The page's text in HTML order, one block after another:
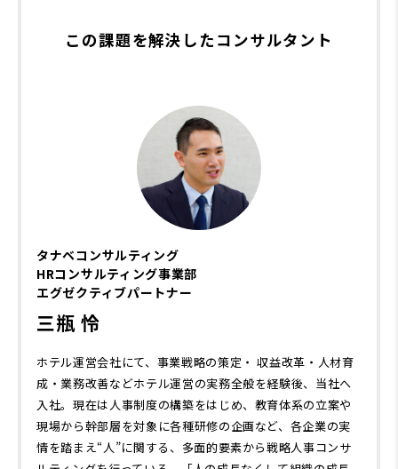
この課題を解決したコンサルタント
タナベコンサルティング
HRコンサルティング事業部
エグゼクティブパートナー
三瓶 怜
ホテル運営会社にて、事業戦略の策定・ 収益改革・人材育
成・業務改善などホテル運営の実務全般を経験後、当社へ
入社。現在は人事制度の構築をはじめ、教育体系の立案や
現場から幹部層を対象に各種研修の企画など、各企業の実
情を踏まえ“人”に関する、多面的要素から戦略人事コンサ